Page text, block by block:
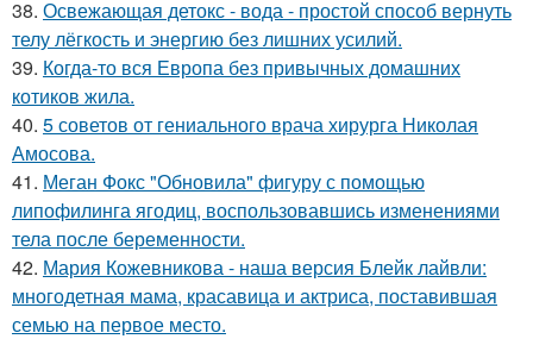
38. Освежающая детокс - вода - простой способ вернуть
телу лёгкость и энергию без лишних усилий.
39. Когда-то вся Европа без привычных домашних
котиков жила.
40. 5 советов от гениального врача хирурга Николая
Амосова.
41. Меган Фокс "Обновила" фигуру с помощью
липофилинга ягодиц, воспользовавшись изменениями
тела после беременности.
42. Мария Кожевникова - наша версия Блейк лайвли:
многодетная мама, красавица и актриса, поставившая
семью на первое место.